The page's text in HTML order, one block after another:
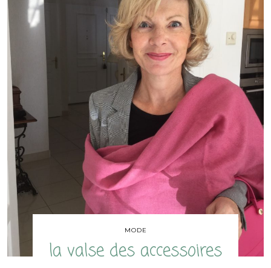
MODE
la valse des accessoires